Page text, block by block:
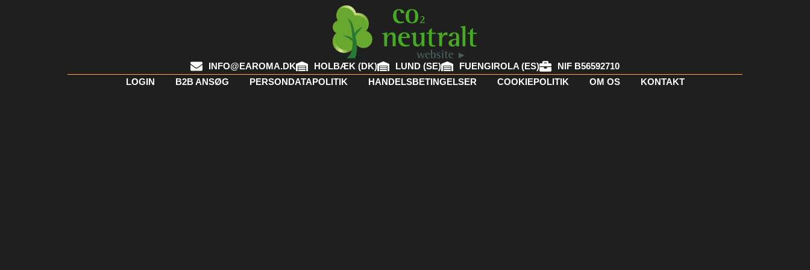
INFO@EAROMA.DK HOLBÆK (DK) LUND (SE) FUENGIROLA (ES)
NIF B56592710
LOGIN
B2B ANSØG PERSONDATAPOLITIK HANDELSBETINGELSER COOKIEPOLITIK OM OS KONTAKT